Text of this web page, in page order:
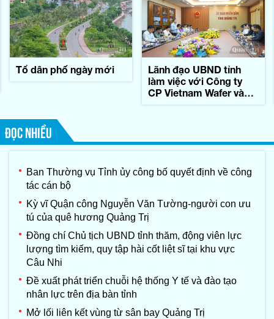
Tổ dân phố ngày mới
Lãnh đạo UBND tỉnh
làm việc với Công ty
CP Vietnam Wafer và
ĐỌC NHIỀU
Ban Thường vụ Tỉnh ủy công bố quyết định về công
tác cán bộ
Kỳ vĩ Quận công Nguyễn Văn Tường-người con ưu
tú của quê hương Quảng Trị
Đồng chí Chủ tịch UBND tỉnh thăm, động viên lực
lượng tìm kiếm, quy tập hài cốt liệt sĩ tại khu vực
Câu Nhi
Đề xuất phát triển chuỗi hệ thống Y tế và đào tạo
nhân lực trên địa bàn tỉnh
Mở lối liên kết vùng từ sân bay Quảng Trị